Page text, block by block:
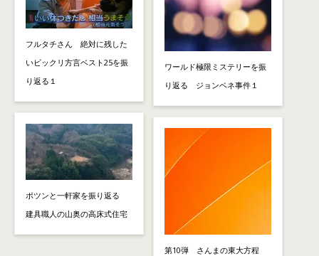
フルタチさん 絶対に残した
いビックリ方言ベスト25を振
り返る１
ポツンと一軒家を振り返る
建具職人の山奥の高床式住宅
ワールド極限ミステリーを振
り返る ジョンベネ事件１
第10弾 さんまの東大方程